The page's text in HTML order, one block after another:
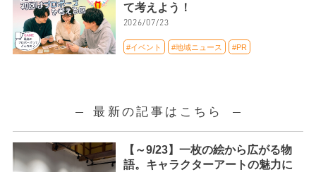
て考えよう！
2026/07/23
#イベント #地域ニュース #PR
最新の記事はこちら
【～9/23】一枚の絵から広がる物
語。キャラクターアートの魅力に